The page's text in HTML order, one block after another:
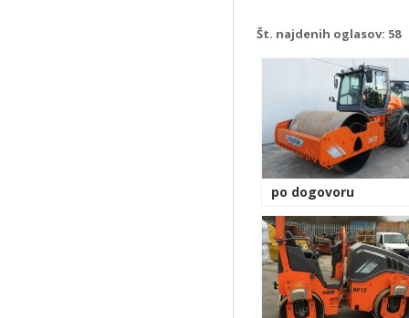
Št. najdenih oglasov: 58
po dogovoru